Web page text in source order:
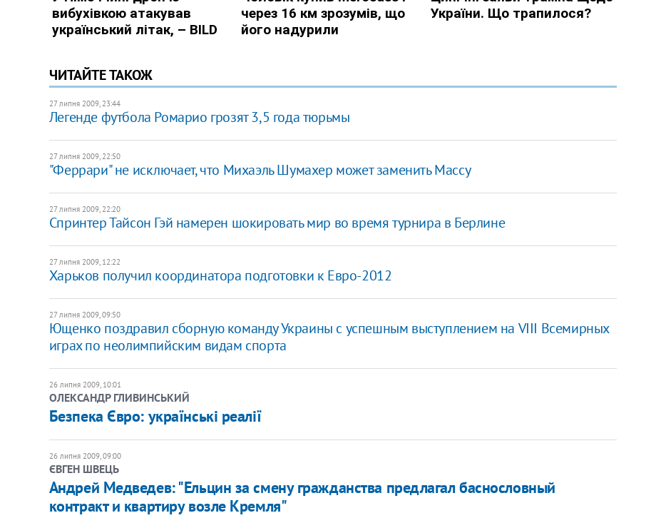
ЧИТАЙТЕ ТАКОЖ
27 липня 2009, 23:44
Легенде футбола Ромарио грозят 3,5 года тюрьмы
27 липня 2009, 22:50
"Феррари" не исключает, что Михаэль Шумахер может заменить Массу
27 липня 2009, 22:20
Спринтер Тайсон Гэй намерен шокировать мир во время турнира в Берлине
27 липня 2009, 12:22
Харьков получил координатора подготовки к Евро-2012
27 липня 2009, 09:50
Ющенко поздравил сборную команду Украины с успешным выступлением на VIII Всемирных
играх по неолимпийским видам спорта
26 липня 2009, 10:01
ОЛЕКСАНДР ГЛИВИНСЬКИЙ
Безпека Євро: українські реалії
26 липня 2009, 09:00
ЄВГЕН ШВЕЦЬ
Андрей Медведев: "Ельцин за смену гражданства предлагал баснословный
контракт и квартиру возле Кремля"